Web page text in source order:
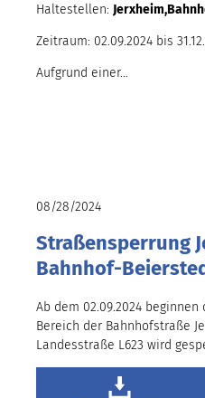
Haltestellen:
Zeitraum: 02.09.2024 bis
Aufgrund einer…
08/28/2024
Straßensperrung
Bahnhof-
Ab dem 02.09.2024
Bereich der Bahnhofstraße
Landesstraße L623 wird